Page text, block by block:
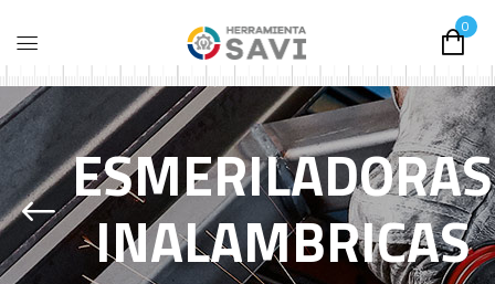
0
ESMERILADORAS
INALAMBRICAS